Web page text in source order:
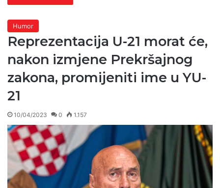
Humor
Reprezentacija U-21 morat će,
nakon izmjene Prekršajnog
zakona, promijeniti ime u YU-
21
10/04/2023 0 1.157